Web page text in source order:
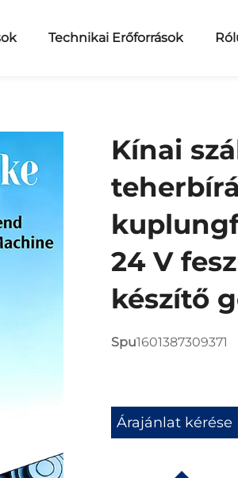
Technikai Erőforrások
Kínai
24 V
készítő
Spu1601387309371
Árajánlat kérése